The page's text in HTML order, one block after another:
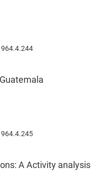
A Activity analysis